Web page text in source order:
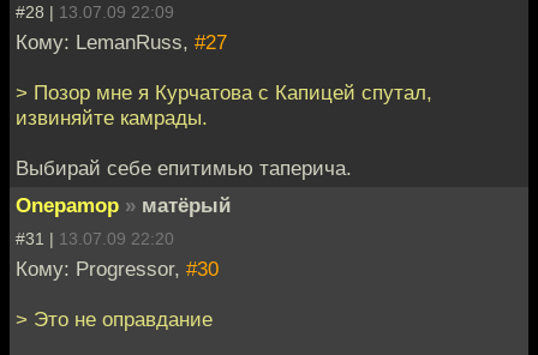
#28 | 13.07.09 22:09
Кому: LemanRuss, #27
> Позор мне я Курчатова с Капицей спутал,
извиняйте камрады.
Выбирай себе епитимью таперича.
Onepamop » матёрый
#31 | 13.07.09 22:20
Кому: Progressor, #30
> Это не оправдание